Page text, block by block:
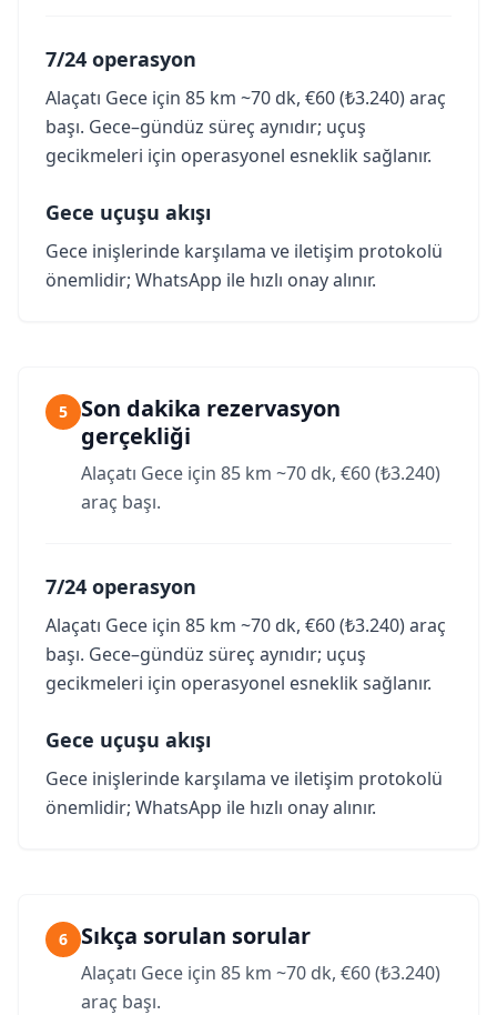
7/24 operasyon
Alaçatı Gece için 85 km ~70 dk, €60 (₺3.240) araç
başı. Gece–gündüz süreç aynıdır; uçuş
gecikmeleri için operasyonel esneklik sağlanır.
Gece uçuşu akışı
Gece inişlerinde karşılama ve iletişim protokolü
önemlidir; WhatsApp ile hızlı onay alınır.
5
Son dakika rezervasyon
gerçekliği
Alaçatı Gece için 85 km ~70 dk, €60 (₺3.240)
araç başı.
7/24 operasyon
Alaçatı Gece için 85 km ~70 dk, €60 (₺3.240) araç
başı. Gece–gündüz süreç aynıdır; uçuş
gecikmeleri için operasyonel esneklik sağlanır.
Gece uçuşu akışı
Gece inişlerinde karşılama ve iletişim protokolü
önemlidir; WhatsApp ile hızlı onay alınır.
6 Sıkça sorulan sorular
Alaçatı Gece için 85 km ~70 dk, €60 (₺3.240)
araç başı.